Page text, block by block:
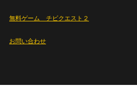
無料ゲーム チビクエスト２
お問い合わせ